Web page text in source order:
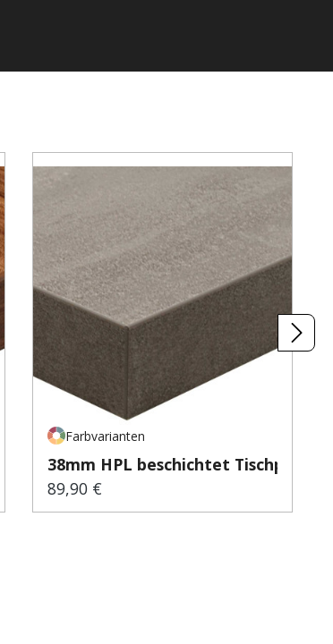
Farbvarianten
38mm HPL beschichtet Tischp...
Regulärer Preis:
89,90 €